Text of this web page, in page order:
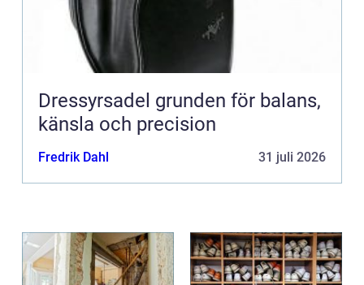
Dressyrsadel grunden för balans,
känsla och precision
Fredrik Dahl 31 juli 2026